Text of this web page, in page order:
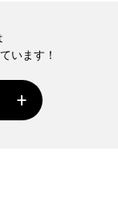
います！